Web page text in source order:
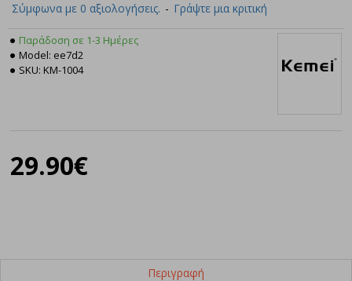
Σύμφωνα με 0 αξιολογήσεις. - Γράψτε μια κριτική
29.90€
Παράδοση σε 1-3 Ημέρες
Model: ee7d2
SKU: KM-1004
Περιγραφή